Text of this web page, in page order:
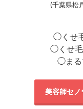
(千葉県松
◯くせ
◯くせ毛
◯まる
美容師セ